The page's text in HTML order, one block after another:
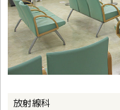
放射線科